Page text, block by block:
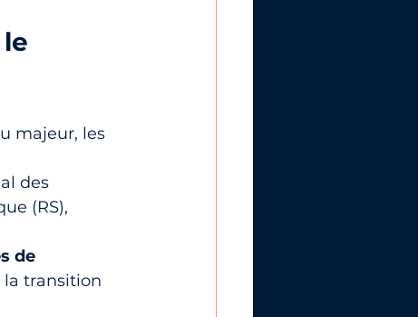
majeur, les
des
(RS),
de
transition